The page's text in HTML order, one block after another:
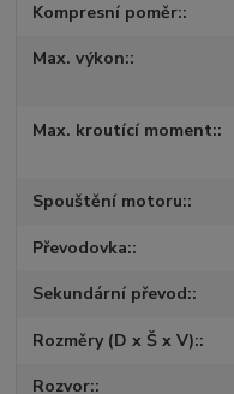
Kompresní poměr:
Max. výkon:
Max. kroutící moment:
Spouštění motoru:
Převodovka:
Sekundární převod:
Rozměry (D x Š x V):
Rozvor: